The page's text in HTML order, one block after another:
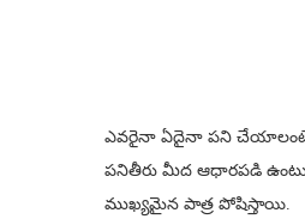
ఎవరైనా ఏదైనా పని చేయాలంటే
పనితీరు మీద ఆధారపడి
ముఖ్యమైన పాత్ర పోషిస్తాయి.